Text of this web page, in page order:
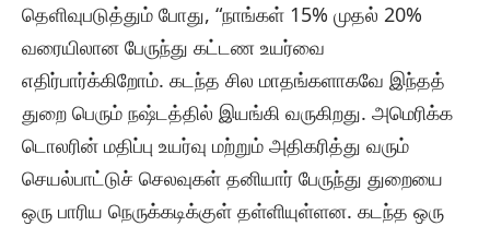
தெளிவுபடுத்தும் போது, “நாங்கள் 15% முதல் 20%
வரையிலான பேருந்து கட்டண உயர்வை
எதிர்பார்க்கிறோம். கடந்த சில மாதங்களாகவே இந்தத்
துறை பெரும் நஷ்டத்தில் இயங்கி வருகிறது. அமெரிக்க
டொலரின் மதிப்பு உயர்வு மற்றும் அதிகரித்து வரும்
செயல்பாட்டுச் செலவுகள் தனியார் பேருந்து துறையை
ஒரு பாரிய நெருக்கடிக்குள் தள்ளியுள்ளன. கடந்த ஒரு